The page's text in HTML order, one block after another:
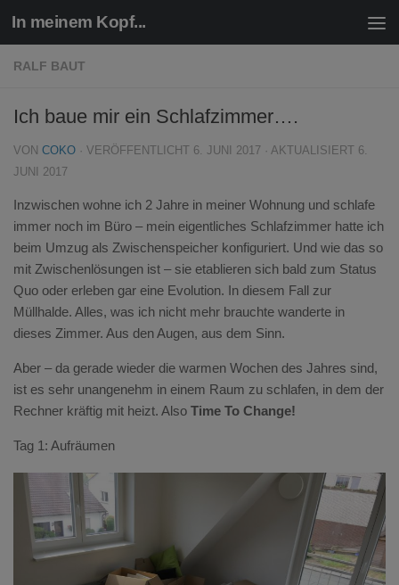
Zum Inhalt springen
In meinem Kopf...
RALF BAUT
Ich baue mir ein Schlafzimmer….
VON COKO · VERÖFFENTLICHT 6. JUNI 2017 · AKTUALISIERT 6.
JUNI 2017
Inzwischen wohne ich 2 Jahre in meiner Wohnung und schlafe
immer noch im Büro – mein eigentliches Schlafzimmer hatte ich
beim Umzug als Zwischenspeicher konfiguriert. Und wie das so
mit Zwischenlösungen ist – sie etablieren sich bald zum Status
Quo oder erleben gar eine Evolution. In diesem Fall zur
Müllhalde. Alles, was ich nicht mehr brauchte wanderte in
dieses Zimmer. Aus den Augen, aus dem Sinn.
Aber – da gerade wieder die warmen Wochen des Jahres sind,
ist es sehr unangenehm in einem Raum zu schlafen, in dem der
Rechner kräftig mit heizt. Also Time To Change!
Tag 1: Aufräumen